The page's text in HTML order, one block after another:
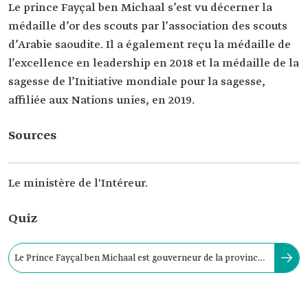
Le prince Fayçal ben Michaal s’est vu décerner la
médaille d’or des scouts par l’association des scouts
d’Arabie saoudite. Il a également reçu la médaille de
l’excellence en leadership en 2018 et la médaille de la
sagesse de l’Initiative mondiale pour la sagesse,
affiliée aux Nations unies, en 2019.
Sources
Le ministère de l'Intéreur.
Quiz
Le Prince Fayçal ben Michaal est gouverneur de la province